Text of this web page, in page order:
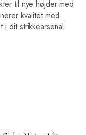
til nye højder med
kvalitet med
i dit strikkearsenal.